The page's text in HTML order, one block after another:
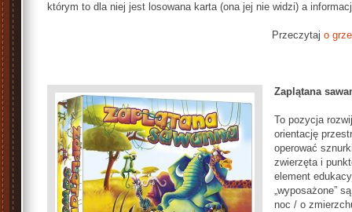
którym to dla niej jest losowana karta (ona jej nie widzi) a
Przeczytaj o grze
Zaplątana
To pozycja
orientację
operować
zwierzęta i
element
„wyposażone”
noc / o